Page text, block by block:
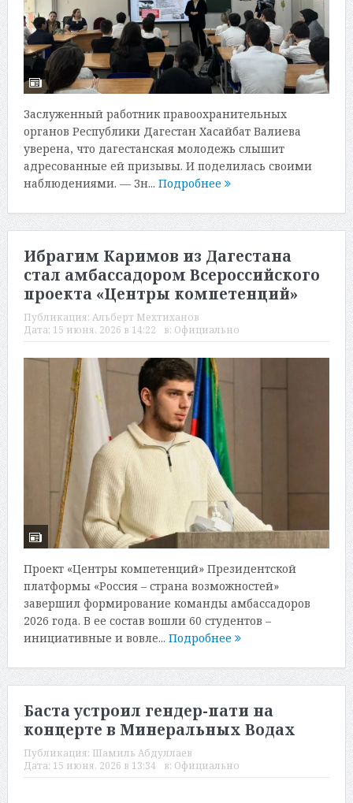
Заслуженный работник правоохранительных
органов Республики Дагестан Хасайбат Валиева
уверена, что дагестанская молодежь слышит
адресованные ей призывы. И поделилась своими
наблюдениями. — Зн... Подробнее
Ибрагим Каримов из Дагестана
стал амбассадором Всероссийского
проекта «Центры компетенций»
Публикация: Альберт Мехтиханов
Дата: 15 июня, 2026 в 14:22 в: Официально
Проект «Центры компетенций» Президентской
платформы «Россия – страна возможностей»
завершил формирование команды амбассадоров
2026 года. В ее состав вошли 60 студентов –
инициативные и вовле... Подробнее
Баста устроил гендер-пати на
концерте в Минеральных Водах
Публикация: Шамиль Абдуллаев
Дата: 15 июня, 2026 в 13:34 в: Официально